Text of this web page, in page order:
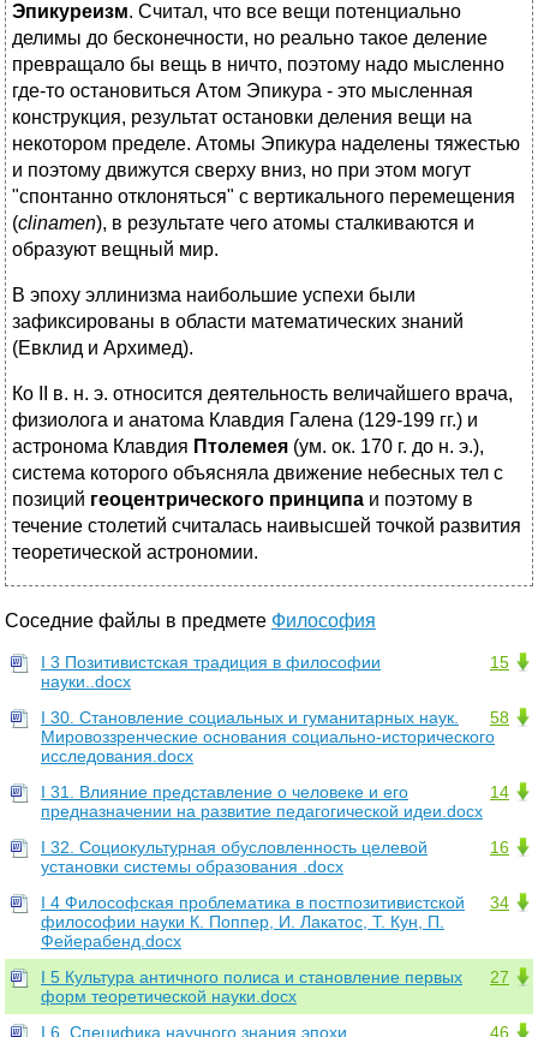
Эпикуреизм. Считал, что все вещи потенциально
делимы до бесконечности, но реально такое деление
превращало бы вещь в ничто, поэтому надо мысленно
где-то остановиться Атом Эпикура - это мысленная
конструкция, результат остановки деления вещи на
некотором пределе. Атомы Эпикура наделены тяжестью
и поэтому движутся сверху вниз, но при этом могут
"спонтанно отклоняться" с вертикального перемещения
(clinamen), в результате чего атомы сталкиваются и
образуют вещный мир.
В эпоху эллинизма наибольшие успехи были
зафиксированы в области математических знаний
(Евклид и Архимед).
Ко II в. н. э. относится деятельность величайшего врача,
физиолога и анатома Клавдия Галена (129-199 гг.) и
астронома Клавдия Птолемея (ум. ок. 170 г. до н. э.),
система которого объясняла движение небесных тел с
позиций геоцентрического принципа и поэтому в
течение столетий считалась наивысшей точкой развития
теоретической астрономии.
Соседние файлы в предмете Философия
15
I 3 Позитивистская традиция в философии
науки..docx
58
I 30. Становление социальных и гуманитарных наук.
Мировоззренческие основания социально-исторического
исследования.docx
14
I 31. Влияние представление о человеке и его
предназначении на развитие педагогической идеи.docx
16
I 32. Социокультурная обусловленность целевой
установки системы образования .docx
34
I 4 Философская проблематика в постпозитивистской
философии науки К. Поппер, И. Лакатос, Т. Кун, П.
Фейерабенд.docx
27
I 5 Культура античного полиса и становление первых
форм теоретической науки.docx
46
I 6. Специфика научного знания эпохи